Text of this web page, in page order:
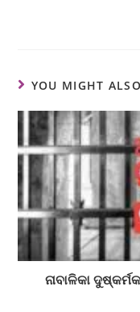
YOU MIGHT
ନାବାଳିକା